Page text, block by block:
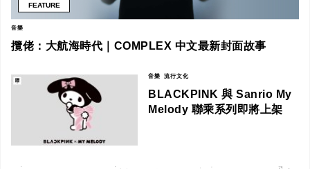
FEATURE
音樂
攬佬：大航海時代｜COMPLEX 中文最新封面故事
音樂 流行文化
BLACKPINK 與 Sanrio My
Melody 聯乘系列即將上架